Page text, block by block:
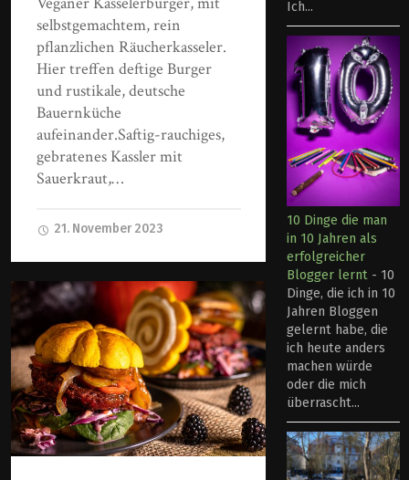
selbstgemachtem, rein
pflanzlichen Räucherkasseler.
Hier treffen deftige Burger
und rustikale, deutsche
Bauernküche
aufeinander.Saftig-rauchiges,
gebratenes Kassler mit
Sauerkraut,…
21. November 2023
Ich...
10 Dinge die man
in 10 Jahren als
erfolgreicher
Blogger lernt - 10
Dinge, die ich in 10
Jahren Bloggen
gelernt habe, die
ich heute anders
machen würde
oder die mich
überrascht...